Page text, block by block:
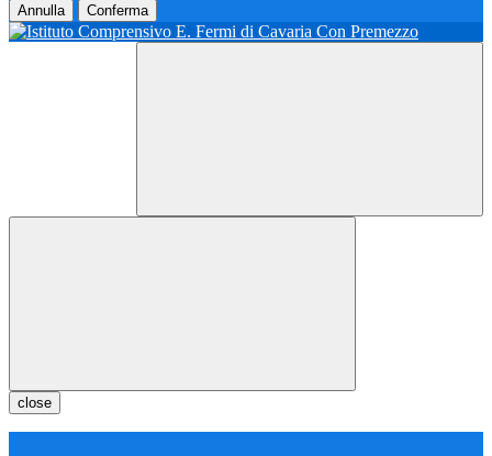
Annulla Conferma
close